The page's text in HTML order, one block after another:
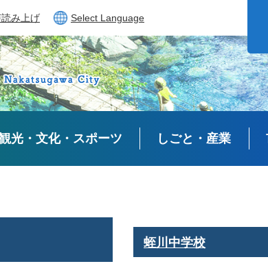
み上げ Select Language
光・文化・スポーツ しごと・産業
蛭川中学校